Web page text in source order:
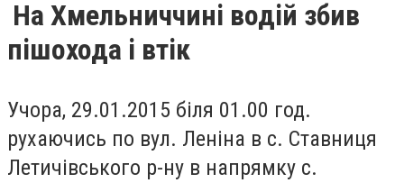
На Хмельниччині водій збив
пішохода і втік
Учора, 29.01.2015 біля 01.00 год.
рухаючись по вул. Леніна в с. Ставниця
Летичівського р-ну в напрямку с.